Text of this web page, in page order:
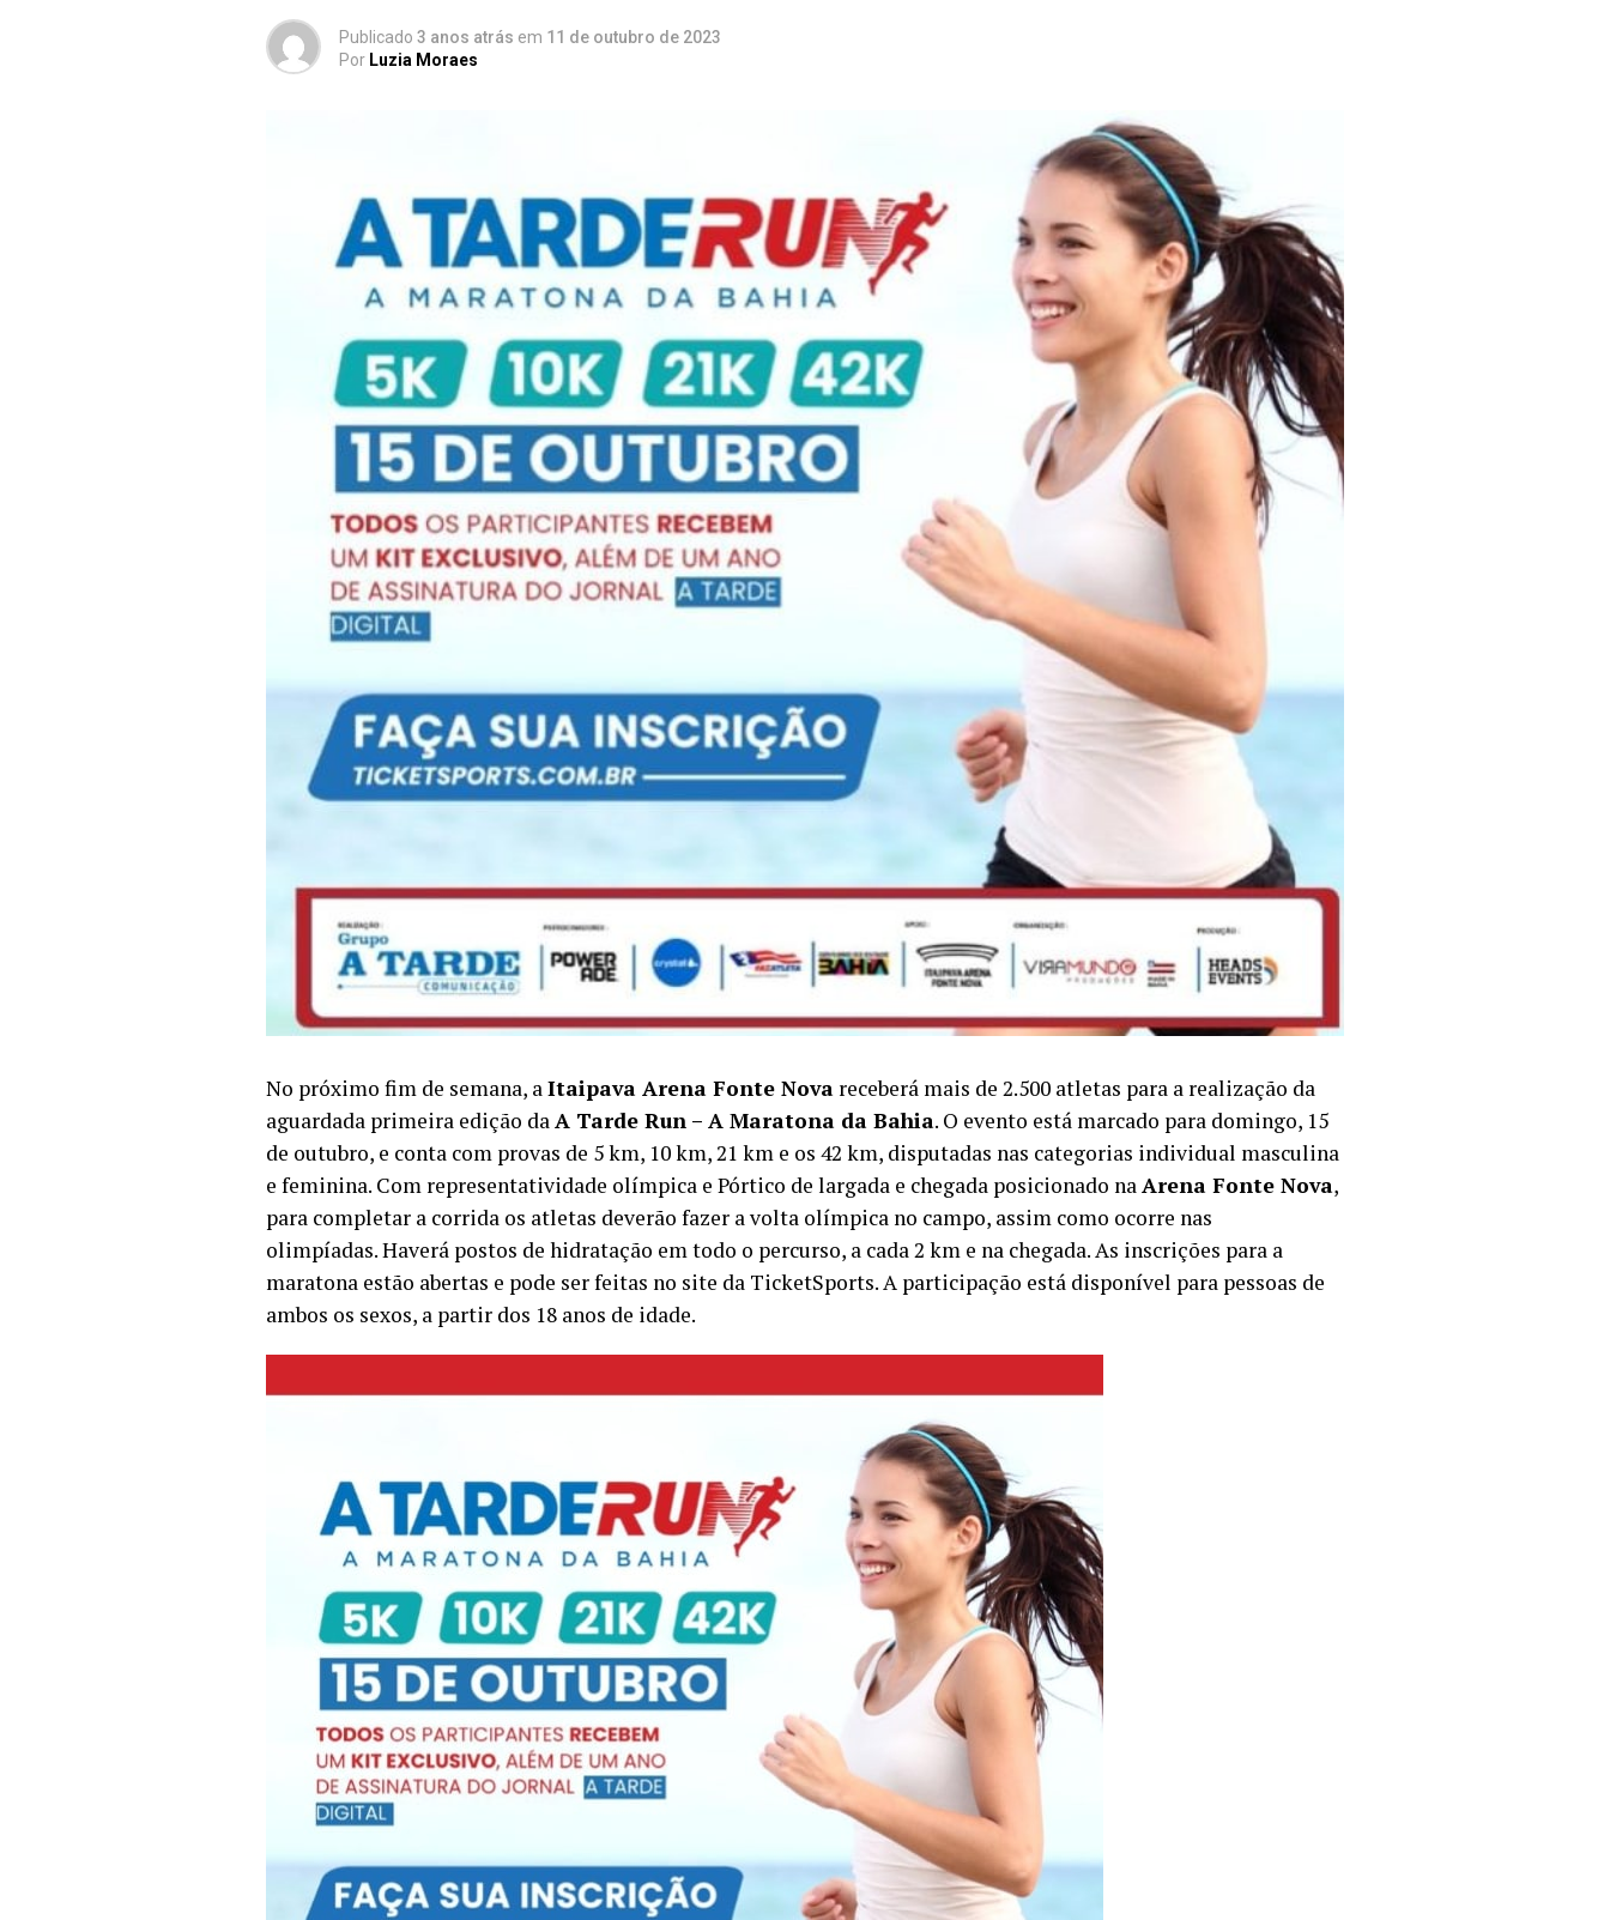
Publicado 3 anos atrás em 11 de outubro de 2023
Por Luzia Moraes
No próximo fim de semana, a Itaipava Arena Fonte Nova receberá mais de 2.500 atletas para a realização da
aguardada primeira edição da A Tarde Run – A Maratona da Bahia. O evento está marcado para domingo, 15
de outubro, e conta com provas de 5 km, 10 km, 21 km e os 42 km, disputadas nas categorias individual masculina
e feminina. Com representatividade olímpica e Pórtico de largada e chegada posicionado na Arena Fonte Nova,
para completar a corrida os atletas deverão fazer a volta olímpica no campo, assim como ocorre nas
olimpíadas. Haverá postos de hidratação em todo o percurso, a cada 2 km e na chegada. As inscrições para a
maratona estão abertas e pode ser feitas no site da TicketSports. A participação está disponível para pessoas de
ambos os sexos, a partir dos 18 anos de idade.